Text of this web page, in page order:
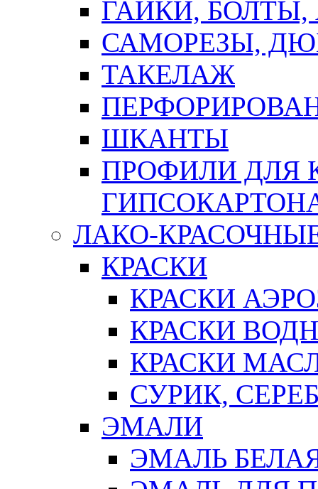
ГАЙКИ,
САМОРЕЗЫ,
ТАКЕЛАЖ
ШКАНТЫ
ПРОФИЛИ ДЛЯ
ЛАКО-
КРАСКИ
КРАСКИ
КРАСКИ
КРАСКИ
СУРИК,
ЭМАЛИ
ЭМАЛЬ